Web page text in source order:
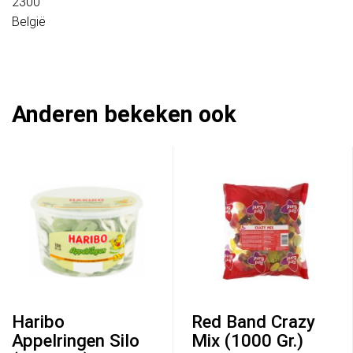
België
Anderen bekeken ook
Haribo
Appelringen Silo
Red Band Crazy
Mix (1000 Gr.)